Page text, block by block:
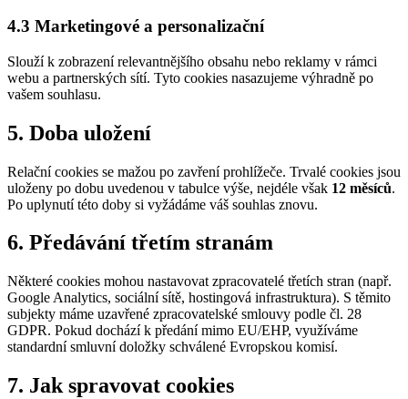
4.3 Marketingové a personalizační
Slouží k zobrazení relevantnějšího obsahu nebo reklamy v rámci
webu a partnerských sítí. Tyto cookies nasazujeme výhradně po
vašem souhlasu.
5. Doba uložení
Relační cookies se mažou po zavření prohlížeče. Trvalé cookies jsou
uloženy po dobu uvedenou v tabulce výše, nejdéle však 12 měsíců.
Po uplynutí této doby si vyžádáme váš souhlas znovu.
6. Předávání třetím stranám
Některé cookies mohou nastavovat zpracovatelé třetích stran (např.
Google Analytics, sociální sítě, hostingová infrastruktura). S těmito
subjekty máme uzavřené zpracovatelské smlouvy podle čl. 28
GDPR. Pokud dochází k předání mimo EU/EHP, využíváme
standardní smluvní doložky schválené Evropskou komisí.
7. Jak spravovat cookies